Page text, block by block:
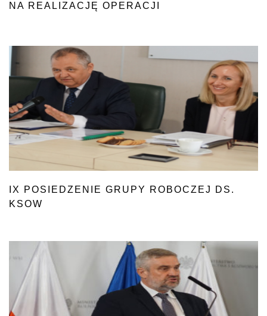
NA REALIZACJĘ OPERACJI
IX POSIEDZENIE GRUPY ROBOCZEJ DS.
KSOW